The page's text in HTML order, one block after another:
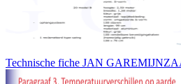
Technische fiche JAN